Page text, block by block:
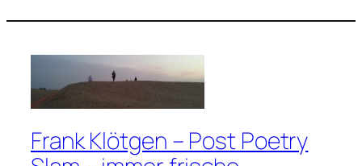
Frank Klötgen – Post Poetry